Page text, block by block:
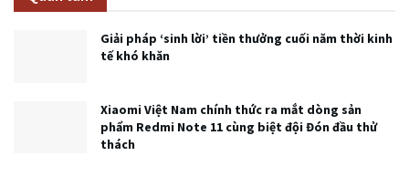
Giải pháp ‘sinh lời’ tiền thưởng cuối năm thời kinh
tế khó khăn
Xiaomi Việt Nam chính thức ra mắt dòng sản
phẩm Redmi Note 11 cùng biệt đội Đón đầu thử
thách